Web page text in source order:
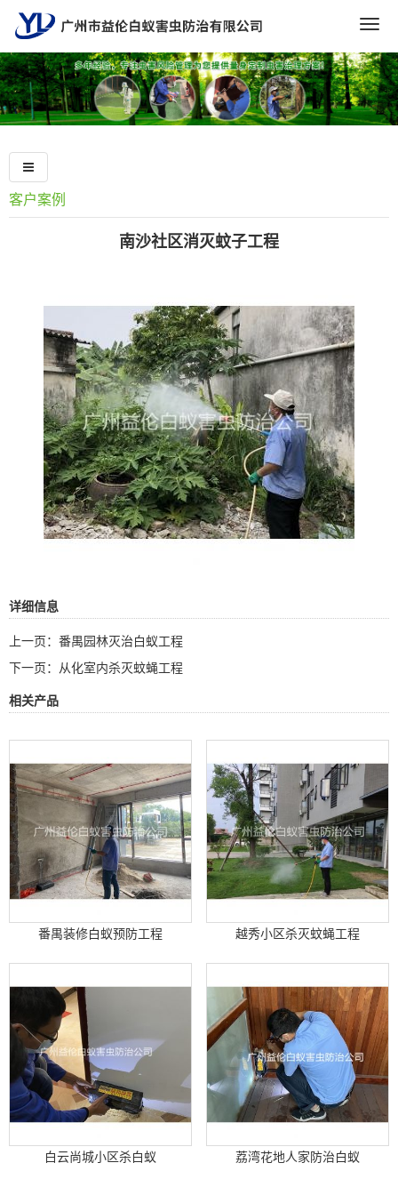
客户案例
南沙社区消灭蚊子工程
详细信息
上一页： 番禺园林灭治白蚁工程
下一页：
从化室内杀灭蚊蝇工程
相关产品
番禺装修白蚁预防工程 越秀小区杀灭蚊蝇工程
白云尚城小区杀白蚁 荔湾花地人家防治白蚁